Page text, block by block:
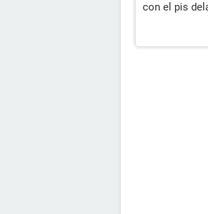
con el pis